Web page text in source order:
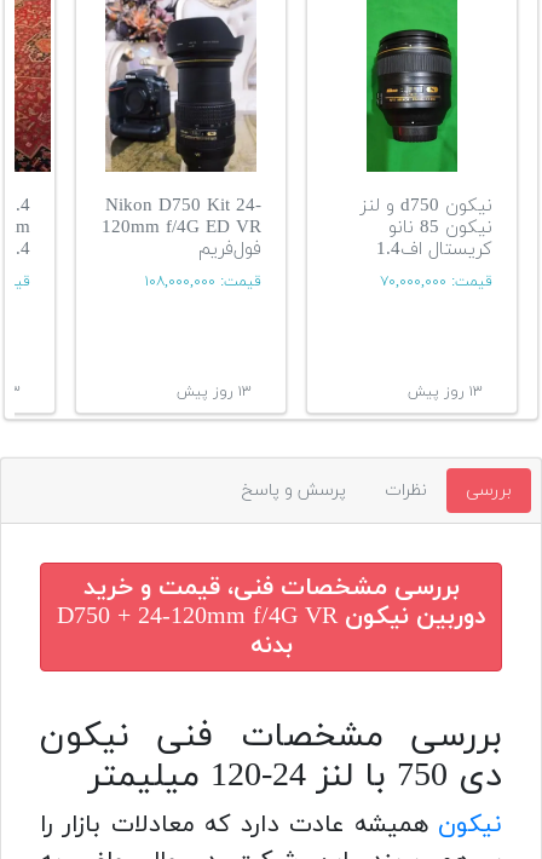
نیکون d750 و لنز
نیکون 85 نانو
کریستال اف1.4
قیمت: ۷۰,۰۰۰,۰۰۰
۱۳ روز پیش
Nikon D750 Kit 24-
120mm f/4G ED VR
فول‌فریم
قیمت: ۱۰۸,۰۰۰,۰۰۰
۱۳ روز پیش
f1.4
۱۳ روز پیش
بررسی نظرات پرسش و پاسخ
بررسی مشخصات فنی، قیمت و خرید
دوربین نیکون D750 + 24-120mm f/4G VR
بدنه
بررسی مشخصات فنی نیکون
دی 750 با لنز 24-120 میلیمتر
نیکونهمیشه عادت دارد که معادلات بازار را